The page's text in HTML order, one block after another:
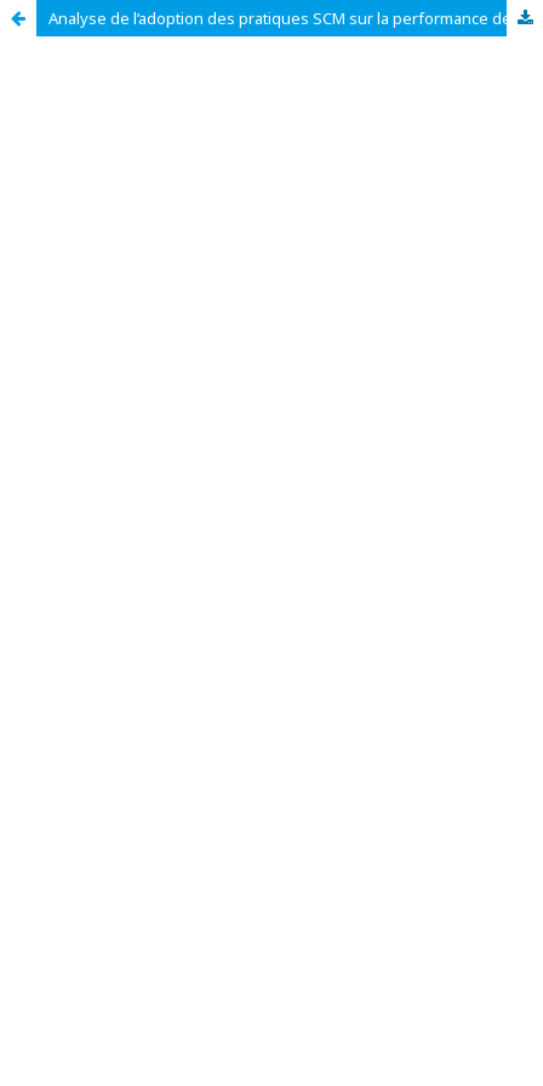
Analyse de l’adoption des pratiques SCM sur la performance de l’entreprise : Analyse par enveloppement des données